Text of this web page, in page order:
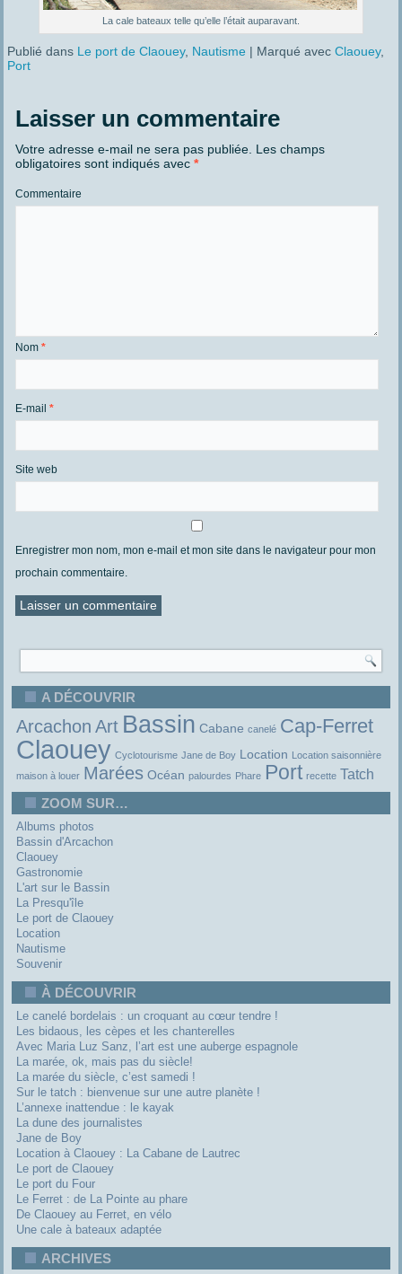
La cale bateaux telle qu’elle l’était auparavant.
Publié dans Le port de Claouey, Nautisme | Marqué avec Claouey,
Port
Laisser un commentaire
Votre adresse e-mail ne sera pas publiée. Les champs
obligatoires sont indiqués avec*
Commentaire
Nom*
E-mail*
Site web
Enregistrer mon nom, mon e-mail et mon site dans le navigateur pour mon
prochain commentaire.
A DÉCOUVRIR
Arcachon Art Bassin Cabane canelé Cap-Ferret
Claouey Cyclotourisme Jane de Boy Location Location saisonnière
maison à louer Marées Océan palourdes Phare Port recette Tatch
ZOOM SUR…
Albums photos
Bassin d'Arcachon
Claouey
Gastronomie
L'art sur le Bassin
La Presqu'île
Le port de Claouey
Location
Nautisme
Souvenir
À DÉCOUVRIR
Le canelé bordelais : un croquant au cœur tendre !
Les bidaous, les cèpes et les chanterelles
Avec Maria Luz Sanz, l’art est une auberge espagnole
La marée, ok, mais pas du siècle!
La marée du siècle, c’est samedi !
Sur le tatch : bienvenue sur une autre planète !
L’annexe inattendue : le kayak
La dune des journalistes
Jane de Boy
Location à Claouey : La Cabane de Lautrec
Le port de Claouey
Le port du Four
Le Ferret : de La Pointe au phare
De Claouey au Ferret, en vélo
Une cale à bateaux adaptée
ARCHIVES